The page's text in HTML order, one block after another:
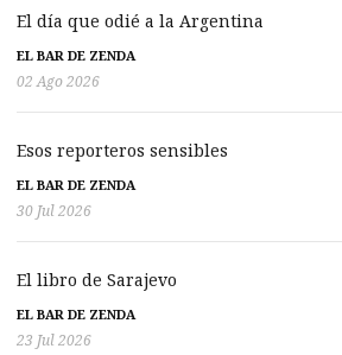
El día que odié a la Argentina
EL BAR DE ZENDA
02 Ago 2026
Esos reporteros sensibles
EL BAR DE ZENDA
30 Jul 2026
El libro de Sarajevo
EL BAR DE ZENDA
23 Jul 2026